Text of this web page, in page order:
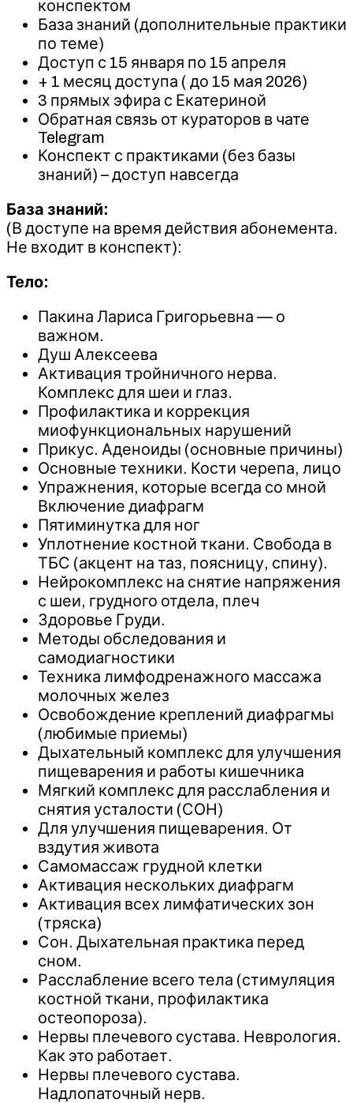
конспектом
База знаний (дополнительные практики
по теме)
Доступ с 15 января по 15 апреля
+ 1 месяц доступа ( до 15 мая 2026)
3 прямых эфира с Екатериной
Обратная связь от кураторов в чате
Telegram
Конспект с практиками (без базы
знаний) – доступ навсегда
База знаний:
(В доступе на время действия абонемента.
Не входит в конспект):
Тело:
Пакина Лариса Григорьевна — о
важном.
Душ Алексеева
Активация тройничного нерва.
Комплекс для шеи и глаз.
Профилактика и коррекция
миофункциональных нарушений
Прикус. Аденоиды (основные причины)
Основные техники. Кости черепа, лицо
Упражнения, которые всегда со мной
Включение диафрагм
Пятиминутка для ног
Уплотнение костной ткани. Свобода в
ТБС (акцент на таз, поясницу, спину).
Нейрокомплекс на снятие напряжения
с шеи, грудного отдела, плеч
Здоровье Груди.
Методы обследования и
самодиагностики
Техника лимфодренажного массажа
молочных желез
Освобождение креплений диафрагмы
(любимые приемы)
Дыхательный комплекс для улучшения
пищеварения и работы кишечника
Мягкий комплекс для расслабления и
снятия усталости (СОН)
Для улучшения пищеварения. От
вздутия живота
Самомассаж грудной клетки
Активация нескольких диафрагм
Активация всех лимфатических зон
(тряска)
Сон. Дыхательная практика перед
сном.
Расслабление всего тела (стимуляция
костной ткани, профилактика
остеопороза).
Нервы плечевого сустава. Неврология.
Как это работает.
Нервы плечевого сустава.
Надлопаточный нерв.